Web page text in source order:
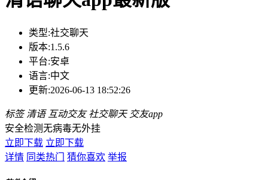
类型:社交聊天
版本:1.5.6
平台:安卓
语言:中文
更新:2026-06-13 18:52:26
标签 清语 互动交友 社交聊天 交友app
安全检测无病毒无外挂
立即下载 立即下载
详情 同类热门 猜你喜欢 举报